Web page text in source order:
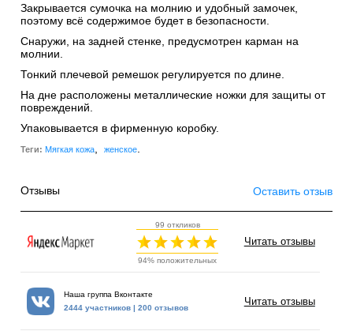
Закрывается сумочка на молнию и удобный замочек,
поэтому всё содержимое будет в безопасности.
Снаружи, на задней стенке, предусмотрен карман на
молнии.
Тонкий плечевой ремешок регулируется по длине.
На дне расположены металлические ножки для защиты от
повреждений.
Упаковывается в фирменную коробку.
Теги: Мягкая кожа женское.
Отзывы Оставить отзыв
99 откликов
94% положительных
Читать отзывы
Наша группа Вконтакте
2444 участников | 200 отзывов
Читать отзывы